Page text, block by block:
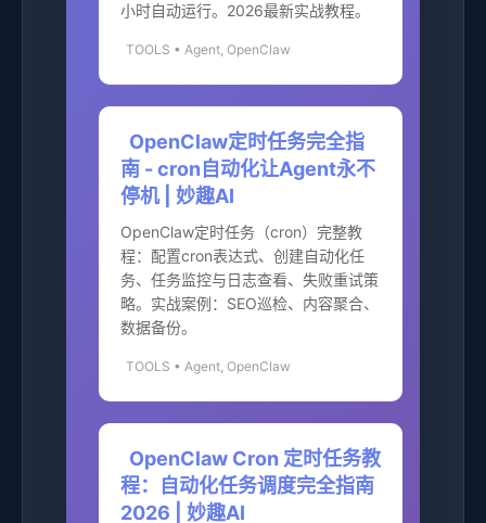
小时自动运行。2026最新实战教程。
TOOLS • Agent, OpenClaw
OpenClaw定时任务完全指
南 - cron自动化让Agent永不
停机 | 妙趣AI
OpenClaw定时任务（cron）完整教
程：配置cron表达式、创建自动化任
务、任务监控与日志查看、失败重试策
略。实战案例：SEO巡检、内容聚合、
数据备份。
TOOLS • Agent, OpenClaw
OpenClaw Cron 定时任务教
程：自动化任务调度完全指南
2026 | 妙趣AI